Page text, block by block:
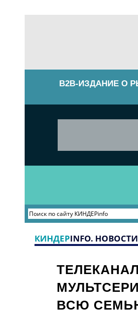
B2B-ИЗДАНИЕ О
КИНДЕРINFO.
ВСЮ